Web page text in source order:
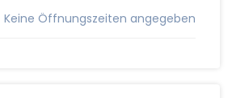
Keine Öffnungszeiten angegeben